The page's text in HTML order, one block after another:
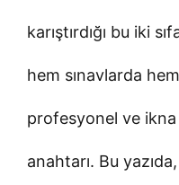
karıştırdığı bu iki
hem sınavlarda
profesyonel ve
anahtarı. Bu